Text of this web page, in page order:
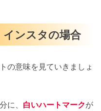
インスタの場合
の意味を見ていきましょ
に、 白いハートマークが